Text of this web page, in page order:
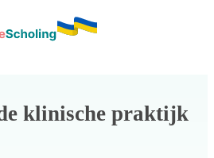
klinische praktijk